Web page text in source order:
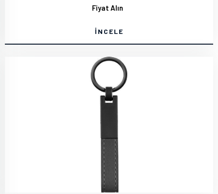
Fiyat Alın
İNCELE